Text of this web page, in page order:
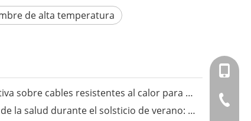
de alta temperatura
Fongming Cable丨La guía definitiva sobre cables resistentes al calor para aplicaciones industriales
Fongming Cable丨Preservación de la salud durante el solsticio de verano: sigue las tres estaciones y disfruta de una vida saludable
+86-
+86-